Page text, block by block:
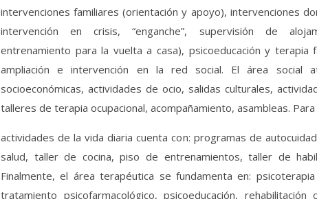
intervenciones familiares (orientación y apoyo), intervenciones
intervención en crisis, “enganche”, supervisión de
entrenamiento para la vuelta a casa), psicoeducación y terapia
ampliación e intervención en la red social. El área social
socioeconómicas, actividades de ocio, salidas culturales,
talleres de terapia ocupacional, acompañamiento, asambleas.
actividades de la vida diaria cuenta con: programas de
salud, taller de cocina, piso de entrenamientos, taller de
Finalmente, el área terapéutica se fundamenta en:
tratamiento psicofarmacológico, psicoeducación, rehabilitación